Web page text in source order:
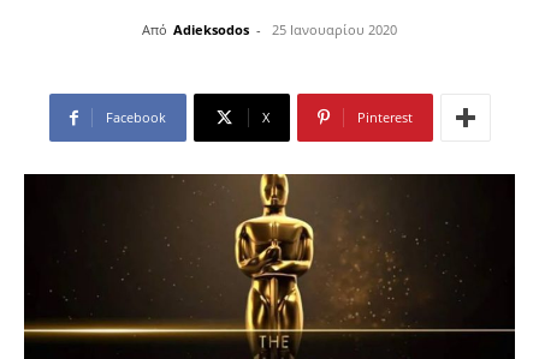
Από Adieksodos - 25 Ιανουαρίου 2020
Facebook X Pinterest